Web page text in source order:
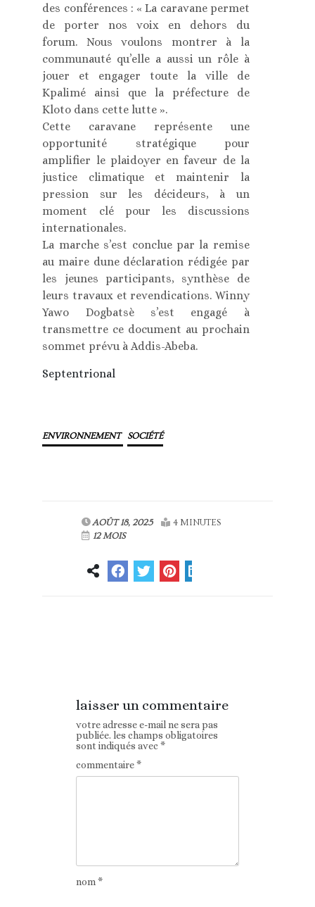
des conférences : « La caravane permet
de porter nos voix en dehors du
forum. Nous voulons montrer à la
communauté qu’elle a aussi un rôle à
jouer et engager toute la ville de
Kpalimé ainsi que la préfecture de
Kloto dans cette lutte ».
Cette caravane représente une
opportunité stratégique pour
amplifier le plaidoyer en faveur de la
justice climatique et maintenir la
pression sur les décideurs, à un
moment clé pour les discussions
internationales.
La marche s’est conclue par la remise
au maire dune déclaration rédigée par
les jeunes participants, synthèse de
leurs travaux et revendications. Winny
Yawo Dogbatsè s’est engagé à
transmettre ce document au prochain
sommet prévu à Addis-Abeba.
Septentrional
ENVIRONNEMENT SOCIÉTÉ
AOÛT 18, 2025
4 MINUTES
12 MOIS
laisser un commentaire
votre adresse e-mail ne sera pas
publiée. les champs obligatoires
sont indiqués avec*
commentaire*
nom*